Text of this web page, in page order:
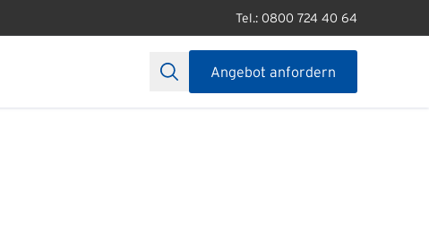
Tel.: 0800 724 40 64
Angebot anfordern